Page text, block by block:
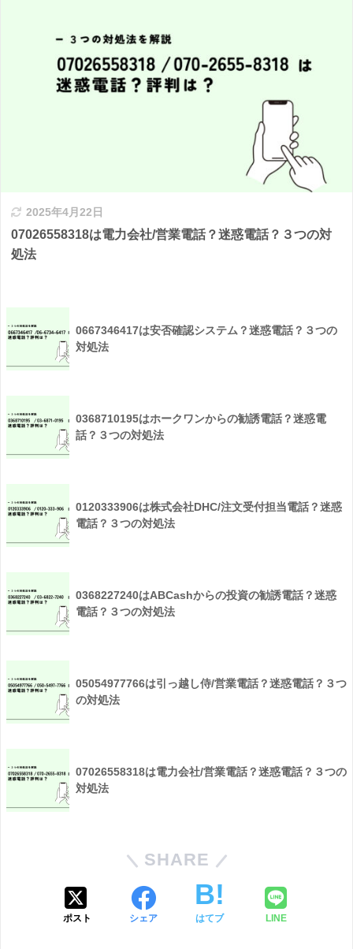
2025年4月22日
07026558318は電力会社/営業電話？迷惑電話？３つの対
処法
0667346417は安否確認システム？迷惑電話？３つの
対処法
0368710195はホークワンからの勧誘電話？迷惑電
話？３つの対処法
0120333906は株式会社DHC/注文受付担当電話？迷惑
電話？３つの対処法
0368227240はABCashからの投資の勧誘電話？迷惑
電話？３つの対処法
05054977766は引っ越し侍/営業電話？迷惑電話？３つ
の対処法
07026558318は電力会社/営業電話？迷惑電話？３つの
対処法
SHARE
ポスト シェア はてブ LINE